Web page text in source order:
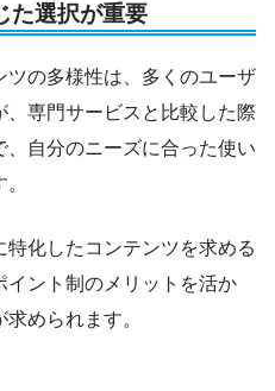
た選択が重要
ツの多様性は、多くのユーザ
専門サービスと比較した際
自分のニーズに合った使い
化したコンテンツを求める
ント制のメリットを活か
められます。